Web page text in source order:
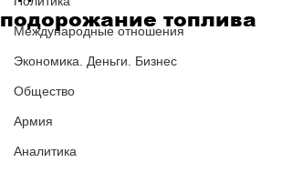
Международные отношения
Экономика. Деньги. Бизнес
Общество
Армия
Аналитика
подорожание топлива